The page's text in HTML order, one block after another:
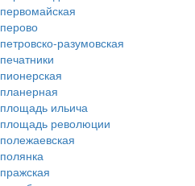
первомайская
перово
петровско-разумовская
печатники
пионерская
планерная
площадь ильича
площадь революции
полежаевская
полянка
пражская